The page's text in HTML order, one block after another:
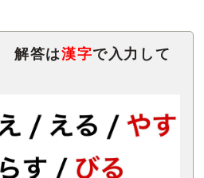
解答は漢字で入力して